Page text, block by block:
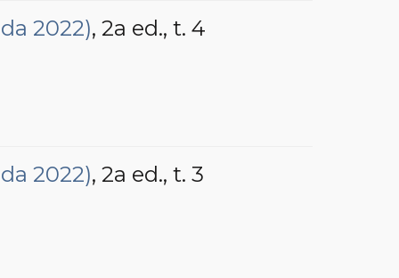
2022), 2a ed., t. 4
2022), 2a ed., t. 3